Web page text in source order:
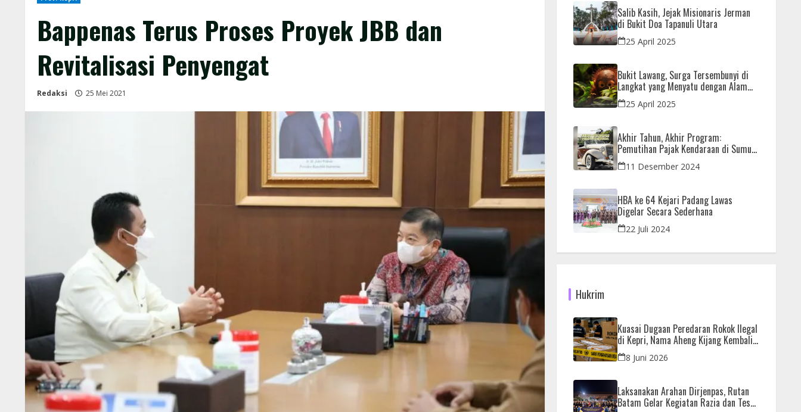
Bappenas Terus Proses Proyek JBB dan
Revitalisasi Penyengat
Redaksi 25 Mei 2021
Salib Kasih, Jejak Misionaris Jerman
di Bukit Doa Tapanuli Utara
25 April 2025
Bukit Lawang, Surga Tersembunyi di
Langkat yang Menyatu dengan Alam
dan Orangutan
25 April 2025
Akhir Tahun, Akhir Program:
Pemutihan Pajak Kendaraan di Sumut
Hanya Sampai 31 Desember
11 Desember 2024
HBA ke 64 Kejari Padang Lawas
Digelar Secara Sederhana
22 Juli 2024
Hukrim
Kuasai Dugaan Peredaran Rokok Ilegal
di Kepri, Nama Aheng Kijang Kembali
Disorot
8 Juni 2026
Laksanakan Arahan Dirjenpas, Rutan
Batam Gelar Kegiatan Razia dan Tes